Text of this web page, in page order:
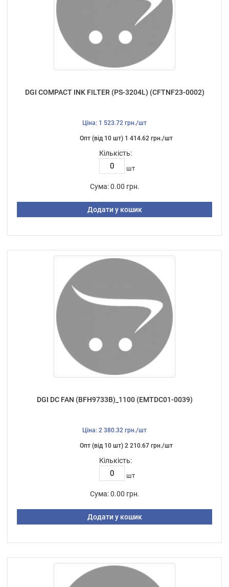
DGI COMPACT INK FILTER (PS-3204L) (CFTNF23-0002)
Ціна: 1 523.72 грн./шт
Опт (від 10 шт) 1 414.62 грн./шт
Кількість:
шт
Сума: 0.00 грн.
Додати у кошик
DGI DC FAN (BFH9733B)_1100 (EMTDC01-0039)
Ціна: 2 380.32 грн./шт
Опт (від 10 шт) 2 210.67 грн./шт
Кількість:
шт
Сума: 0.00 грн.
Додати у кошик